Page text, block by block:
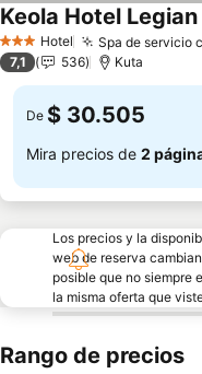
3 Estrellas
Hotel Spa de servicio
Keola Hotel Legian
7,1 536 Kuta
De $ 30.505
Mira precios de 2
Los precios y la
web de reserva
posible que no siempre
la misma oferta que
Rango de precios